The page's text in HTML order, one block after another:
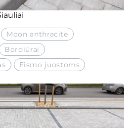
Moon anthracite
Bordiūrai
Eismo juostoms